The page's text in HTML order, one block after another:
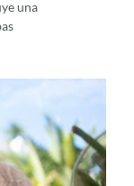
una